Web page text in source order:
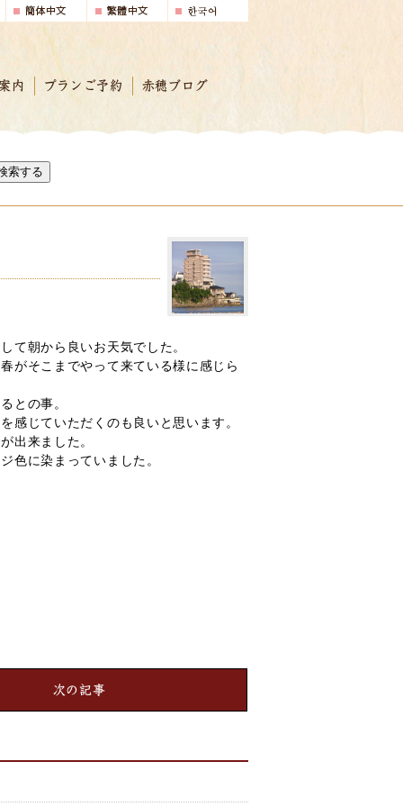
内 プランご予約 赤穂ブログ
索する
て朝から良いお天気でした。
がそこまでやって来ている様に感じら
との事。
感じていただくのも良いと思います。
出来ました。
色に染まっていました。
次の記事